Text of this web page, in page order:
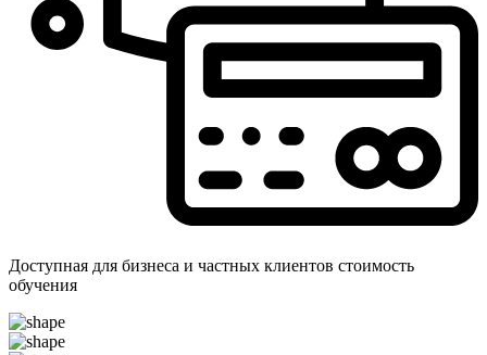
Доступная для бизнеса и частных клиентов стоимость
обучения